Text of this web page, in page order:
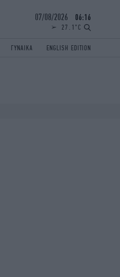
07/08/2026 06:16
27.1°C
ΓΥΝΑΙΚΑ ENGLISH EDITION